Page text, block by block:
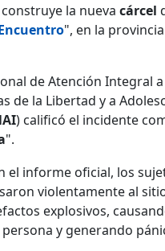
la nuevacárcel
", en la
de Atención Integral
de la Libertad y a
) calificó el incidente
".
el informe oficial, los
violentamente al
explosivos,
y generando